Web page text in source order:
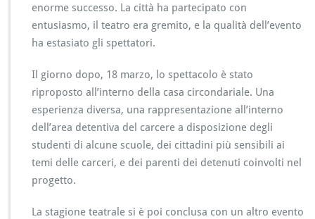
enorme successo. La città ha partecipato con
entusiasmo, il teatro era gremito, e la qualità dell’evento
ha estasiato gli spettatori.
Il giorno dopo, 18 marzo, lo spettacolo è stato
riproposto all’interno della casa circondariale. Una
esperienza diversa, una rappresentazione all’interno
dell’area detentiva del carcere a disposizione degli
studenti di alcune scuole, dei cittadini più sensibili ai
temi delle carceri, e dei parenti dei detenuti coinvolti nel
progetto.
La stagione teatrale si è poi conclusa con un altro evento